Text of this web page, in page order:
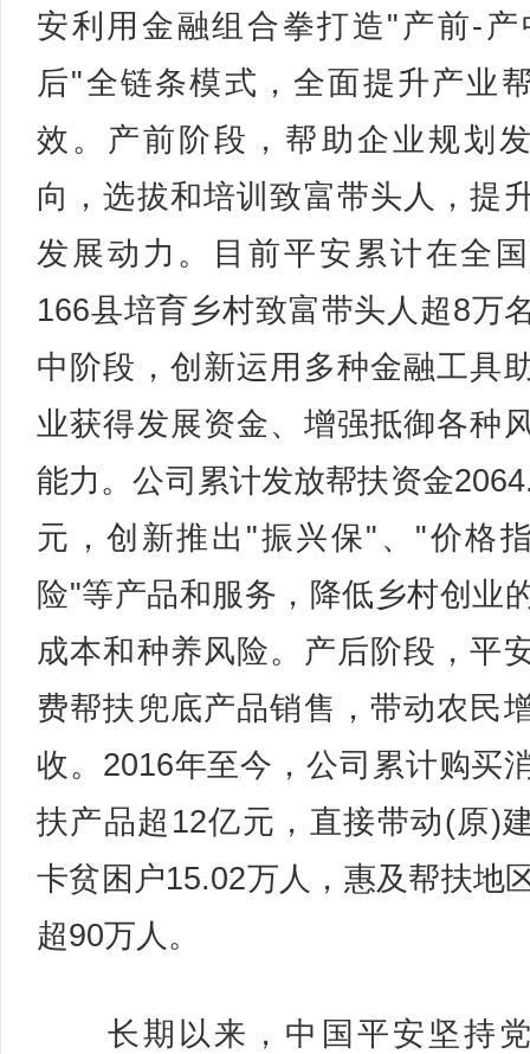
安利用金融组合拳打造"产前-产
后"全链条模式，全面提升产业
效。产前阶段，帮助企业规划
向，选拔和培训致富带头人，提
发展动力。目前平安累计在全
166县培育乡村致富带头人超8万
中阶段，创新运用多种金融工具
业获得发展资金、增强抵御各种
能力。公司累计发放帮扶资金
元，创新推出"振兴保"、"价格
险"等产品和服务，降低乡村创业
成本和种养风险。产后阶段，平
费帮扶兜底产品销售，带动农民
收。2016年至今，公司累计购买
扶产品超12亿元，直接带动(原)
卡贫困户15.02万人，惠及帮扶地
超90万人。
长期以来，中国平安坚持